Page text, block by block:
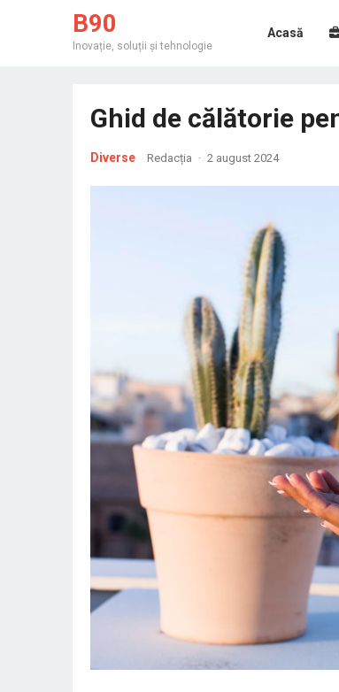
B90
Inovație, soluții și tehnologie
Acasă
Ghid de călătorie
Diverse Redacția · 2 august 2024